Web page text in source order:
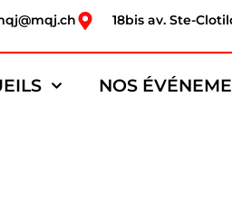
18bis av. Ste-
NOS